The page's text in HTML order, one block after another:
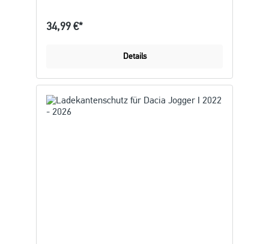
34,99 €*
Details